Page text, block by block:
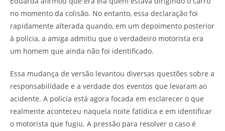
no momento da colisão. No entanto, essa declaração foi
rapidamente alterada quando, em um depoimento posterior
à polícia, a amiga admitiu que o verdadeiro motorista era
um homem que ainda não foi identificado.
Essa mudança de versão levantou diversas questões sobre a
responsabilidade e a verdade dos eventos que levaram ao
acidente. A polícia está agora focada em esclarecer o que
realmente aconteceu naquela noite fatídica e em identificar
o motorista que fugiu. A pressão para resolver o caso é